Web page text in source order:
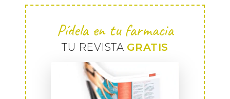
Pídela en tu farmacia
TU REVISTA GRATIS